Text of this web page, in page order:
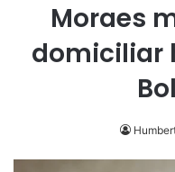
Moraes
domiciliar